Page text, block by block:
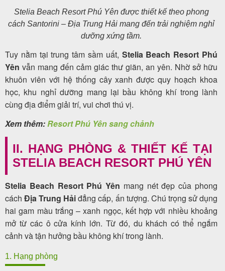
Stelia Beach Resort Phú Yên được thiết kế theo phong
cách Santorini – Địa Trung Hải mang đến trải nghiệm nghỉ
dưỡng xứng tầm.
Tuy nằm tại trung tâm sầm uất, Stelia Beach Resort Phú
Yên vẫn mang đến cảm giác thư giãn, an yên. Nhờ sở hữu
khuôn viên với hệ thống cây xanh được quy hoạch khoa
học, khu nghỉ dưỡng mang lại bầu không khí trong lành
cùng địa điểm giải trí, vui chơi thú vị.
Xem thêm:Resort Phú Yên sang chảnh
II. HẠNG PHÒNG & THIẾT KẾ TẠI
STELIA BEACH RESORT PHÚ YÊN
Stelia Beach Resort Phú Yên mang nét đẹp của phong
cáchĐịa Trung Hảiđẳng cấp, ấn tượng. Chú trọng sử dụng
hai gam màu trắng – xanh ngọc, kết hợp với nhiều khoảng
mở từ các ô cửa kính lớn. Từ đó, du khách có thể ngắm
cảnh và tận hưởng bầu không khí trong lành.
1. Hạng phòng